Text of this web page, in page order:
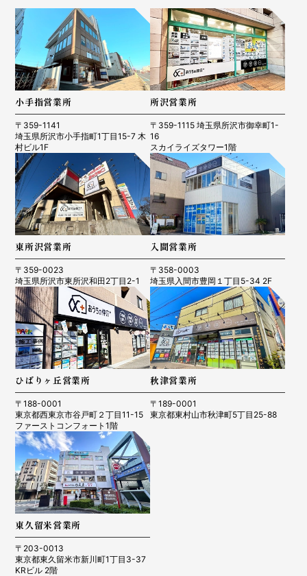
小手指営業所
〒359-1141
埼玉県所沢市小手指町1丁目15-7 木
村ビル1F
所沢営業所
〒359-1115 埼玉県所沢市御幸町1-
16
スカイライズタワー1階
東所沢営業所
〒359-0023
埼玉県所沢市東所沢和田2丁目2-1
入間営業所
〒358-0003
埼玉県入間市豊岡１丁目5-34 2F
ひばりヶ丘営業所
〒188-0001
東京都西東京市谷戸町２丁目11-15
ファーストコンフォート1階
秋津営業所
〒189-0001
東京都東村山市秋津町5丁目25-88
東久留米営業所
〒203-0013
東京都東久留米市新川町1丁目3-37
KRビル 2階